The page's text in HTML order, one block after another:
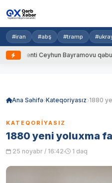
#iran #abş #tramp
Ceyhun Bayramovu qəbul edib
Ana Səhifə Kateqoriyasız 1880
KATEQORIYASIZ
1880 yeni yoluxma
25 noyabr / 16:42 1 dəq